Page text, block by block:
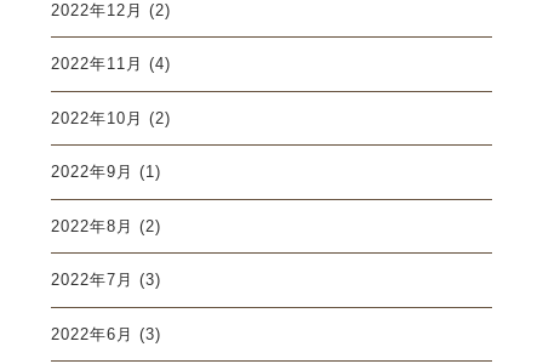
2022年12月 (2)
2022年11月 (4)
2022年10月 (2)
2022年9月 (1)
2022年8月 (2)
2022年7月 (3)
2022年6月 (3)